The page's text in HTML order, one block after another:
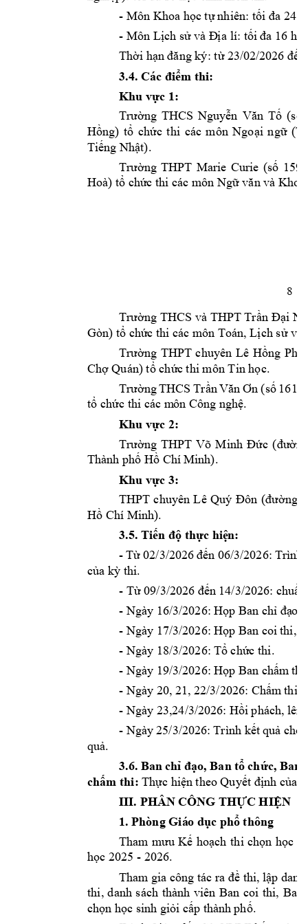
- Môn Khoa học tựnhiên: tối đa 24
- Môn Lịch sử và Địa lí: tối đa 16 họ
Thời hạn đăng ký: từ 23/02/2026 đế
3.4. Các điểm thi:
Khu vực 1:
Trường THCS Nguyễn Văn Tố (số
Hồng) tổ chức thi các môn Ngoại ngữ (Ti
Tiếng Nhật).
Trường THPT Marie Curie (số 159
Hoà) tổ chức thi các môn Ngữ văn và Kho
8
Trường THCS và THPT Trần Đại
Gòn) tổ chức thi các môn Toán, Lịch sử và
Trường THPT chuyên Lê Hồng
Chợ Quán) tổ chức thi môn Tin học.
Trường THCS Trần Văn Ơn (số
tổ chức thi các môn Công nghệ.
Khu vực 2:
Trường THPT Võ Minh Đức (
Thành phố Hồ Chí Minh).
Khu vực 3:
THPT chuyên Lê Quý Đôn (đường
Hồ Chí Minh).
3.5. Tiến độ thực hiện:
- Từ 02/3/2026 đến 06/3/2026: Trình
của kỳ thi.
- Từ 09/3/2026 đến 14/3/2026: chuẩ
- Ngày 16/3/2026: Họp Ban chỉ đạo k
- Ngày 17/3/2026: Họp Ban coi thi,
- Ngày 18/3/2026: Tổ chức thi.
- Ngày 19/3/2026: Họp Ban chấm thi
- Ngày 20, 21, 22/3/2026: Chấm thi
- Ngày 23,24/3/2026: Hồi phách, lên
- Ngày25/3/2026: Trình kết quả cho
quả.
3.6. Ban chỉ đạo, Ban tổ chức, Ban
chấm thi: Thực hiện theo Quyết định của G
III. PHÂN CÔNG THỰC HIỆN
1. Phòng Giáo dục phổ thông
Tham mưu Kế hoạch thi chọn học
học 2025 - 2026.
Tham gia công tác ra đề thi, lập
thi, danh sách thành viên Ban coi thi, Ban
chọn học sinh giỏi cấp thành phố.